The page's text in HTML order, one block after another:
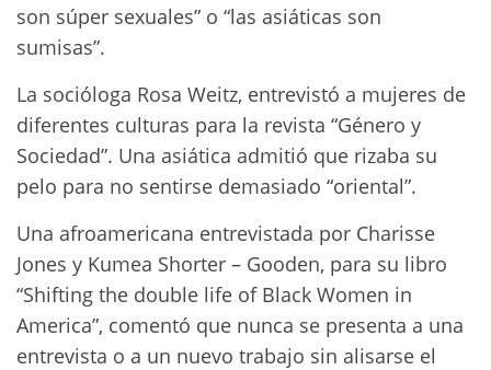
son súper sexuales” o “las asiáticas son
sumisas”.
La socióloga Rosa Weitz, entrevistó a mujeres de
diferentes culturas para la revista “Género y
Sociedad”. Una asiática admitió que rizaba su
pelo para no sentirse demasiado “oriental”.
Una afroamericana entrevistada por Charisse
Jones y Kumea Shorter – Gooden, para su libro
“Shifting the double life of Black Women in
America”, comentó que nunca se presenta a una
entrevista o a un nuevo trabajo sin alisarse el